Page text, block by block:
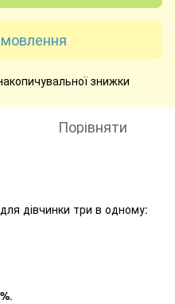
знижки
Порівняти
для дівчинки три в одному:
.